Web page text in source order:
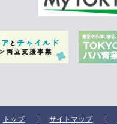
トップ サイトマップ